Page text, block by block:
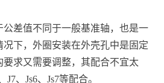
差值不同于一般基准轴，也是一
下，外圈安装在外壳孔中是固定
求又需要调整，其配合不宜太
、Js6、Js7等配合。